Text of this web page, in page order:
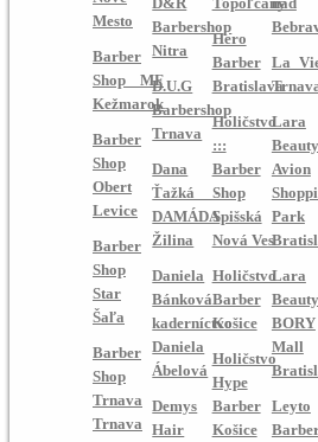
Mesto
Barber
Shop MF
Kežmarok
Barber
Shop
Obert
Levice
Barber
Shop
Star
Šaľa
Barber
Shop
Trnava
Trnava
Barbershop
Nitra
D.U.G
Barbershop
Trnava
Dana
Ťažká -
DAMÁDA
Žilina
Daniela
Bánková
kaderníctvo
Daniela
Ábelová
Demys
Hair
Hero
Barber
Bratislava
Holičstvo
:::
Barber
Shop
Spišská
Nová Ves
Holičstvo
Barber
Košice
Holičstvo
Hype
Barber
Košice
La
Lara
Beauty
Avion
Park
Lara
Beauty
BORY
Mall
Leyto